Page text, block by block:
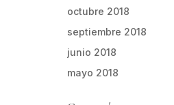
octubre 2018
septiembre 2018
junio 2018
mayo 2018